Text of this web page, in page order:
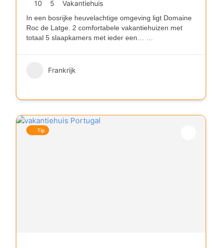
10 5 Vakantiehuis
In een bosrijke heuvelachtige omgeving ligt Domaine
Roc de Latge. 2 comfortabele vakantiehuizen met
totaal 5 slaapkamers met ieder een…
Frankrijk
Tip